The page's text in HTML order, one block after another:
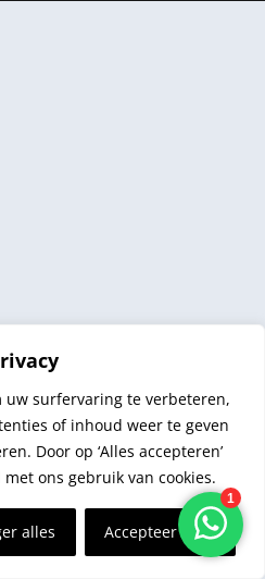
uw surfervaring te verbeteren,
of inhoud weer te geven
Door op ‘Alles accepteren’
ons gebruik van cookies.
alles Accepteer alles